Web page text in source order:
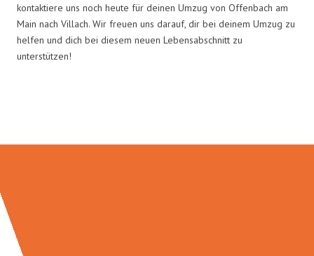
kontaktiere uns noch heute für deinen Umzug von Offenbach am
Main nach Villach. Wir freuen uns darauf, dir bei deinem Umzug zu
helfen und dich bei diesem neuen Lebensabschnitt zu
unterstützen!